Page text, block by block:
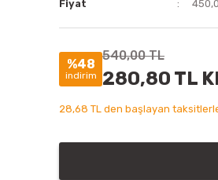
Fiyat
%48
indirim
540,00 TL
280,80 TL
28,68 TL den başlayan